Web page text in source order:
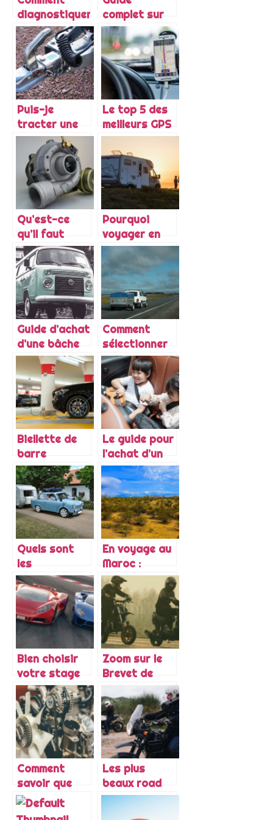
diagnostiquer
un joint de
culasse HS
complet sur
l’achat d’un
retroviseur
pour
caravane
Puis-je
tracter une
remorque
avec ma
voiture de
collection ?
Le top 5 des
meilleurs GPS
gratuits
Qu’est-ce
qu’il faut
retenir sur
les turbos
compresseurs
?
Pourquoi
voyager en
camping-car
et lequel
choisir ?
Guide d’achat
d’une bâche
antigivre
pour pare-
brise
Comment
sélectionner
sa remorque?
Biellette de
barre
stabilisatrice
: l’essentiel à
savoir à
propos
Le guide pour
l’achat d’un
adaptateur
de ceinture
de sécurité
enfant
Quels sont
les
avantages
d’acquerir
une petite
caravane ?
En voyage au
Maroc :
comment
faire en cas
de probleme
de pneus ?
Bien choisir
votre stage
de pilotage
automobile
Zoom sur le
Brevet de
Securite
Routiere
(BSR)
Comment
savoir que
votre
courroie de
Les plus
beaux road
trips moto
pour des